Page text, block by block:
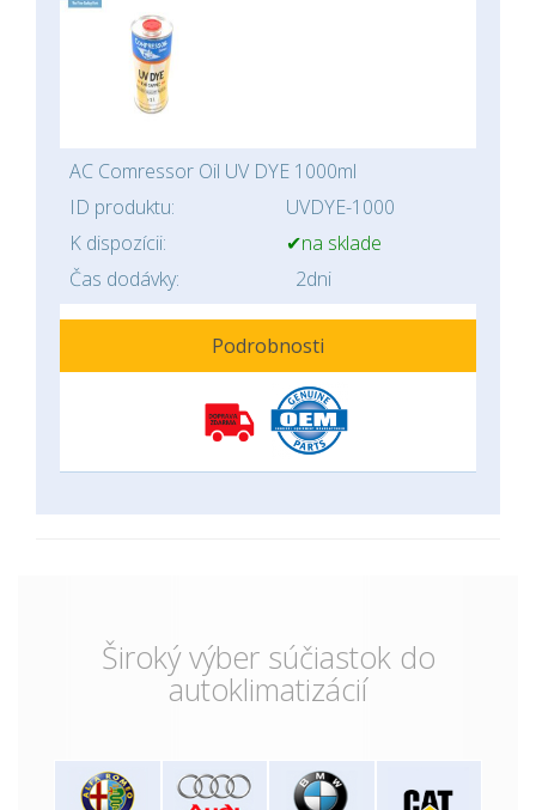
AC Comressor Oil UV DYE 1000ml
ID produktu:
UVDYE-1000
K dispozícii:
✔na sklade
Čas dodávky:
2dni
Podrobnosti
Široký výber súčiastok do
autoklimatizácií